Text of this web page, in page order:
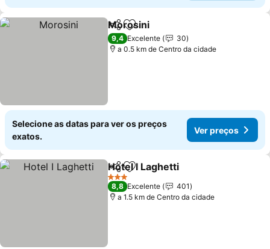
PartilharAdicionar aos favoritos
Morosini
9,4 Excelente
30
a 0.5 km de Centro da cidade
Selecione as datas para ver os preços
exatos.
Ver preços
PartilharAdicionar aos favoritos
Hotel I Laghetti
3 Estrelas
8,8 Excelente
401
a 1.5 km de Centro da cidade